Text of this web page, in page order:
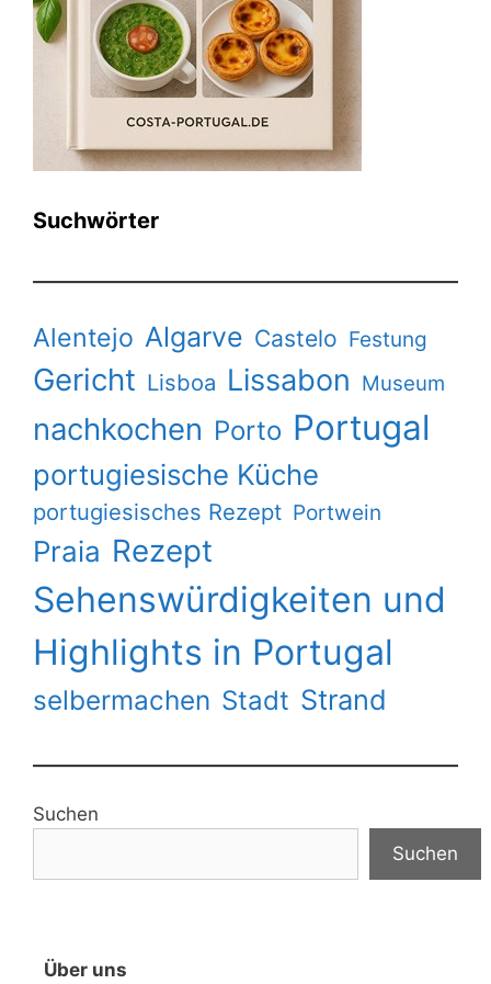
Suchwörter
Alentejo Algarve Castelo Festung
Gericht Lisboa Lissabon Museum
nachkochen Porto Portugal
portugiesische Küche
portugiesisches Rezept Portwein
Praia Rezept
Sehenswürdigkeiten und
Highlights in Portugal
selbermachen Stadt Strand
Suchen
Suchen
Über uns